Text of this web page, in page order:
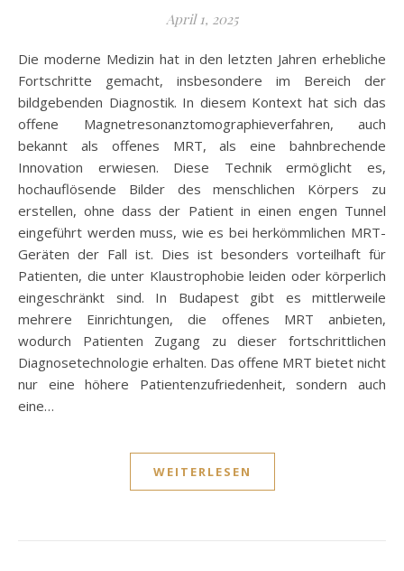
April 1, 2025
Die moderne Medizin hat in den letzten Jahren erhebliche
Fortschritte gemacht, insbesondere im Bereich der
bildgebenden Diagnostik. In diesem Kontext hat sich das
offene Magnetresonanztomographieverfahren, auch
bekannt als offenes MRT, als eine bahnbrechende
Innovation erwiesen. Diese Technik ermöglicht es,
hochauflösende Bilder des menschlichen Körpers zu
erstellen, ohne dass der Patient in einen engen Tunnel
eingeführt werden muss, wie es bei herkömmlichen MRT-
Geräten der Fall ist. Dies ist besonders vorteilhaft für
Patienten, die unter Klaustrophobie leiden oder körperlich
eingeschränkt sind. In Budapest gibt es mittlerweile
mehrere Einrichtungen, die offenes MRT anbieten,
wodurch Patienten Zugang zu dieser fortschrittlichen
Diagnosetechnologie erhalten. Das offene MRT bietet nicht
nur eine höhere Patientenzufriedenheit, sondern auch
eine…
WEITERLESEN